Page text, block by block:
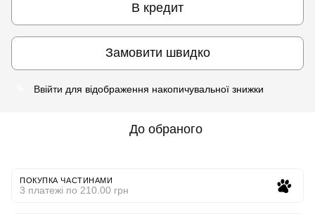
В кредит
Замовити швидко
Ввійти для відображення накопичувальної знижки
До обраного
ПОКУПКА ЧАСТИНАМИ
3 платежі по 210.00 грн